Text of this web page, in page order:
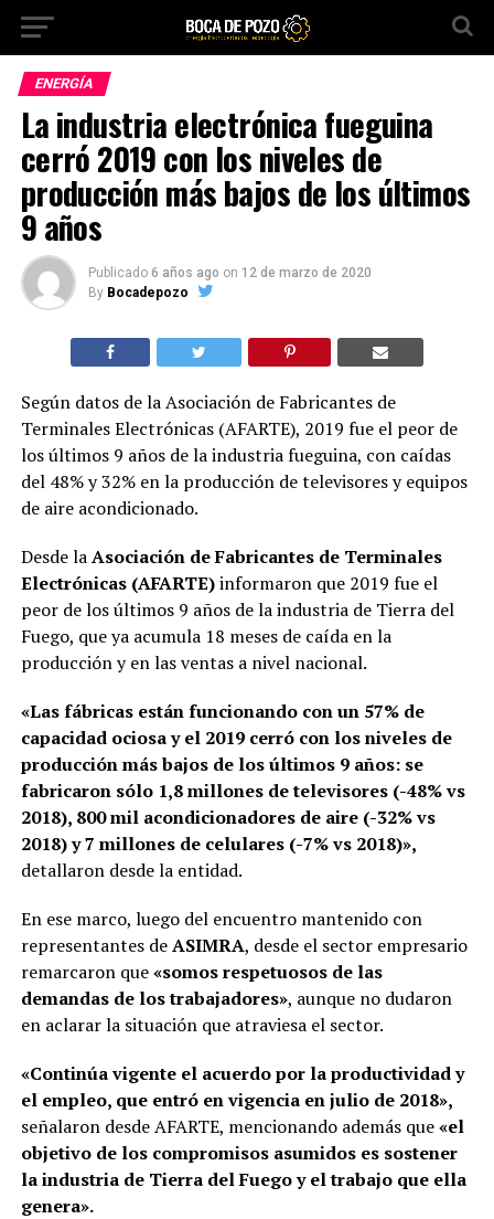
ENERGÍA
La industria electrónica fueguina
cerró 2019 con los niveles de
producción más bajos de los últimos
9 años
Publicado 6 años ago on 12 de marzo de 2020
By Bocadepozo
Según datos de la Asociación de Fabricantes de
Terminales Electrónicas (AFARTE), 2019 fue el peor de
los últimos 9 años de la industria fueguina, con caídas
del 48% y 32% en la producción de televisores y equipos
de aire acondicionado.
Desde laAsociación de Fabricantes de Terminales
Electrónicas (AFARTE)informaron que 2019 fue el
peor de los últimos 9 años de la industria de Tierra del
Fuego, que ya acumula 18 meses de caída en la
producción y en las ventas a nivel nacional.
«Las fábricas están funcionando con un 57% de
capacidad ociosa y el 2019 cerró con los niveles de
producción más bajos de los últimos 9 años: se
fabricaron sólo 1,8 millones de televisores (-48% vs
2018), 800 mil acondicionadores de aire (-32% vs
2018) y 7 millones de celulares (-7% vs 2018)»,
detallaron desde la entidad.
En ese marco, luego del encuentro mantenido con
representantes deASIMRA, desde el sector empresario
remarcaron que«somos respetuosos de las
demandas de los trabajadores», aunque no dudaron
en aclarar la situación que atraviesa el sector.
«Continúa vigente el acuerdo por la productividad y
el empleo, que entró en vigencia en julio de 2018»,
señalaron desde AFARTE, mencionando además que«el
objetivo de los compromisos asumidos es sostener
la industria de Tierra del Fuego y el trabajo que ella
genera».